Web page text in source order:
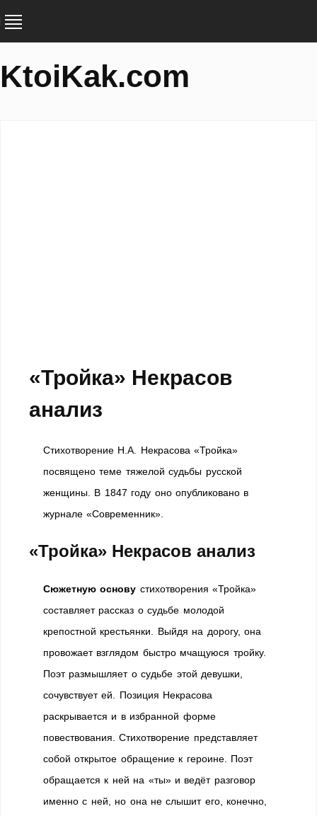
KtoiKak.com
«Тройка» Некрасов
анализ
Стихотворение Н.А. Некрасова «Тройка»
посвящено теме тяжелой судьбы русской
женщины. В 1847 году оно опубли­ковано в
журнале «Современник».
«Тройка» Некрасов анализ
Сюжетную основу стихотворения «Тройка»
со­ставляет рассказ о судьбе молодой
крепостной кре­стьянки. Выйдя на дорогу, она
провожает взглядом быстро мчащуюся тройку.
Поэт размышляет о судьбе этой девушки,
сочувствует ей. Позиция Некрасова
раскрывается и в избранной форме
повествования. Стихотворение представляет
собой открытое обращение к героине. Поэт
обращается к ней на «ты» и ведёт разговор
именно с ней, но она не слышит его, конечно,